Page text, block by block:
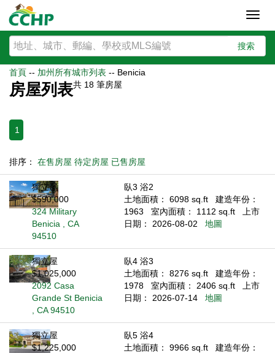
搜索
首頁 -- 加州所有城市列表 -- Benicia
房屋列表共 18 筆房屋
1
排序： 在售房屋 待定房屋 已售房屋
獨立屋
$590,000
324 Military
Benicia , CA
94510
臥3 浴2
土地面積： 6098 sq.ft
建造年份：
1963
室內面積： 1112 sq.ft
上市
日期： 2026-08-02
地圖
獨立屋
$1,025,000
2092 Casa
Grande St Benicia
, CA 94510
臥4 浴3
土地面積： 8276 sq.ft
建造年份：
1978
室內面積： 2406 sq.ft
上市
日期： 2026-07-14
地圖
獨立屋
$1,225,000
臥5 浴4
土地面積： 9966 sq.ft
建造年份：